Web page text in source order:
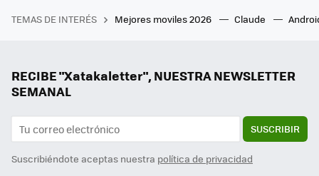
TEMAS DE INTERÉS Mejores moviles 2026 Claude
RECIBE "Xatakaletter", NUESTRA NEWSLETTER
SEMANAL
SUSCRIBIR
Suscribiéndote aceptas nuestra política de privacidad